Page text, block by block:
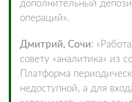
дополнительный
операций».
Дмитрий, Сочи:
совету «аналитика» из
Платформа
недоступной, а для